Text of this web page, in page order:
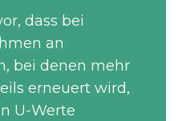
dass bei
an
bei denen mehr
erneuert wird,
U-Werte